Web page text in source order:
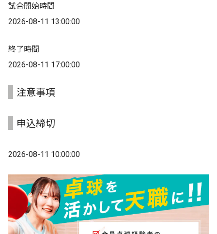
試合開始時間
2026-08-11 13:00:00
終了時間
2026-08-11 17:00:00
注意事項
申込締切
2026-08-11 10:00:00